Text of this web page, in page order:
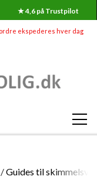
★ 4,6 på Trustpilot
ekspederes hver dag
Guides til